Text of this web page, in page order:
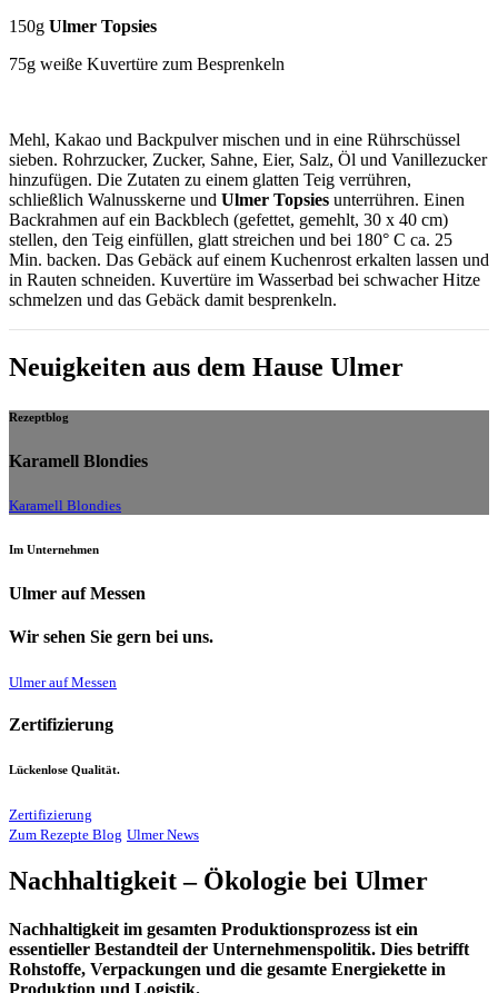
150g Ulmer Topsies
75g weiße Kuvertüre zum Besprenkeln
Mehl, Kakao und Backpulver mischen und in eine Rührschüssel
sieben. Rohrzucker, Zucker, Sahne, Eier, Salz, Öl und Vanillezucker
hinzufügen. Die Zutaten zu einem glatten Teig verrühren,
schließlich Walnusskerne und Ulmer Topsies unterrühren. Einen
Backrahmen auf ein Backblech (gefettet, gemehlt, 30 x 40 cm)
stellen, den Teig einfüllen, glatt streichen und bei 180° C ca. 25
Min. backen. Das Gebäck auf einem Kuchenrost erkalten lassen und
in Rauten schneiden. Kuvertüre im Wasserbad bei schwacher Hitze
schmelzen und das Gebäck damit besprenkeln.
Neuigkeiten aus dem Hause Ulmer
Rezeptblog
Karamell Blondies
Karamell Blondies
Im Unternehmen
Ulmer auf Messen
Wir sehen Sie gern bei uns.
Ulmer auf Messen
Zertifizierung
Lückenlose Qualität.
Zertifizierung
Zum Rezepte Blog Ulmer News
Nachhaltigkeit – Ökologie bei Ulmer
Nachhaltigkeit im gesamten Produktionsprozess ist ein
essentieller Bestandteil der Unternehmenspolitik. Dies betrifft
Rohstoffe, Verpackungen und die gesamte Energiekette in
Produktion und Logistik.